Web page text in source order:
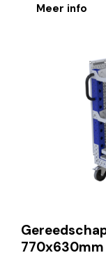
Meer info
770x630mm